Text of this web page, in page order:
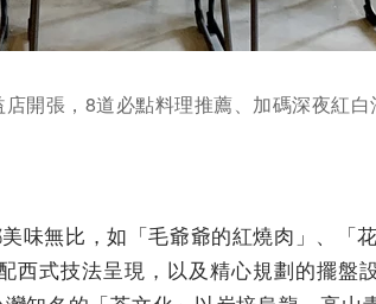
開張，8道必點料理推薦、加碼深夜紅白
味無比，如「毛爺爺的紅燒肉」、「
西式技法呈現，以及精心規劃的擺盤